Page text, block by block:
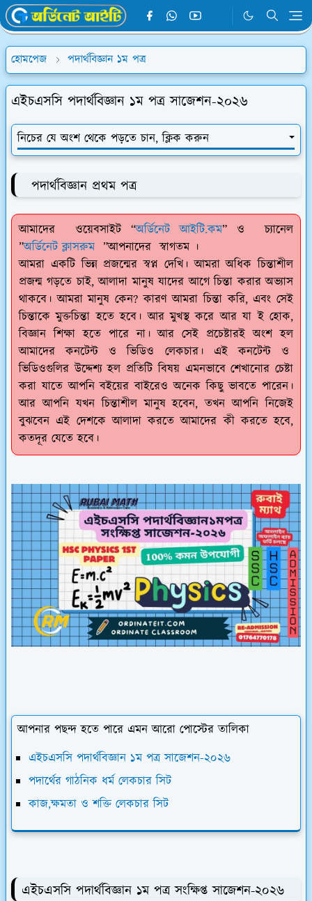
হোমপেজ পদার্থবিজ্ঞান ১ম পত্র
এইচএসসি পদার্থবিজ্ঞান ১ম পত্র সাজেশন-২০২৬
নিচের যে অংশ থেকে পড়তে চান, ক্লিক করুন
পদার্থবিজ্ঞান প্রথম পত্র
আমাদের ওয়েবসাইট “অর্ডিনেট আইটি.কম” ও চ্যানেল
”অর্ডিনেট ক্লাসরুম ”আপনাদের স্বাগতম ।
আমরা একটি ভিন্ন প্রজন্মের স্বপ্ন দেখি। আমরা অধিক চিন্তাশীল
প্রজন্ম গড়তে চাই, আলাদা মানুষ যাদের আগে চিন্তা করার অভ্যাস
থাকবে। আমরা মানুষ কেন? কারণ আমরা চিন্তা করি, এবং সেই
চিন্তাকে মুক্তচিন্তা হতে হবে। আর মুখস্থ করে আর যা ই হোক,
বিজ্ঞান শিক্ষা হতে পারে না। আর সেই প্রচেষ্টারই অংশ হল
আমাদের কনটেন্ট ও ভিডিও লেকচার। এই কনটেন্ট ও
ভিডিওগুলির উদ্দেশ্য হল প্রতিটি বিষয় এমনভাবে শেখানোর চেষ্টা
করা যাতে আপনি বইয়ের বাইরেও অনেক কিছু ভাবতে পারেন।
আর আপনি যখন চিন্তাশীল মানুষ হবেন, তখন আপনি নিজেই
বুঝবেন এই দেশকে আলাদা করতে আমাদের কী করতে হবে,
কতদূর যেতে হবে।
আপনার পছন্দ হতে পারে এমন আরো পোস্টের তালিকা
এইচএসসি পদার্থবিজ্ঞান ১ম পত্র সাজেশন-২০২৬
পদার্থের গাঠনিক ধর্ম লেকচার সিট
কাজ,ক্ষমতা ও শক্তি লেকচার সিট
এইচএসসি পদার্থবিজ্ঞান ১ম পত্র সংক্ষিপ্ত সাজেশন-২০২৬